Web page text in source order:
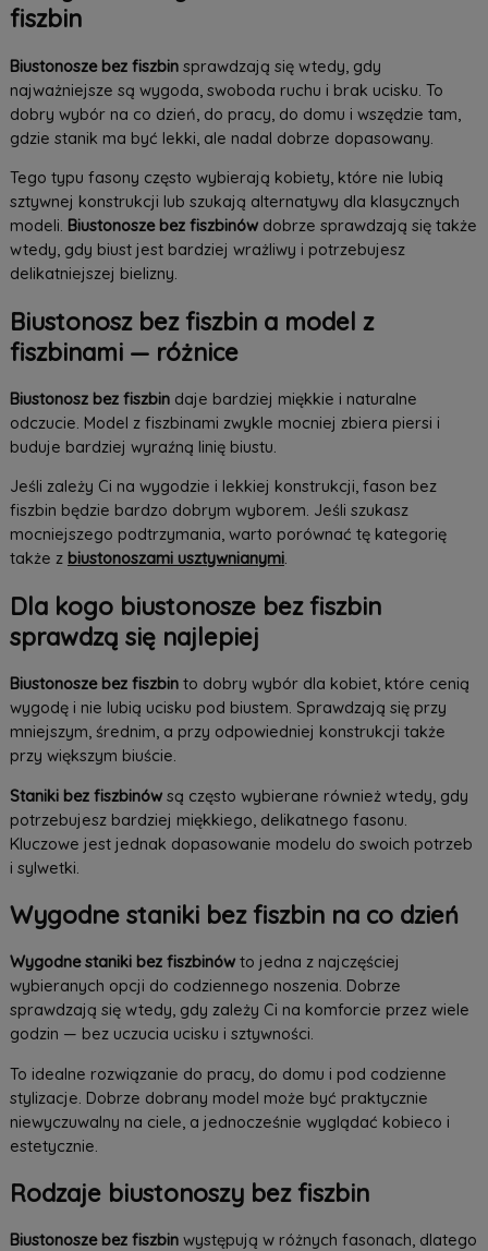
fiszbin
Biustonosze bez fiszbinsprawdzają się wtedy, gdy
najważniejsze są wygoda, swoboda ruchu i brak ucisku. To
dobry wybór na co dzień, do pracy, do domu i wszędzie tam,
gdzie stanik ma być lekki, ale nadal dobrze dopasowany.
Tego typu fasony często wybierają kobiety, które nie lubią
sztywnej konstrukcji lub szukają alternatywy dla klasycznych
modeli. Biustonosze bez fiszbinówdobrze sprawdzają się także
wtedy, gdy biust jest bardziej wrażliwy i potrzebujesz
delikatniejszej bielizny.
Biustonosz bez fiszbin a model z
fiszbinami — różnice
Biustonosz bez fiszbindaje bardziej miękkie i naturalne
odczucie. Model z fiszbinami zwykle mocniej zbiera piersi i
buduje bardziej wyraźną linię biustu.
Jeśli zależy Ci na wygodzie i lekkiej konstrukcji, fason bez
fiszbin będzie bardzo dobrym wyborem. Jeśli szukasz
mocniejszego podtrzymania, warto porównać tę kategorię
także z biustonoszami usztywnianymi.
Dla kogo biustonosze bez fiszbin
sprawdzą się najlepiej
Biustonosze bez fiszbinto dobry wybór dla kobiet, które cenią
wygodę i nie lubią ucisku pod biustem. Sprawdzają się przy
mniejszym, średnim, a przy odpowiedniej konstrukcji także
przy większym biuście.
Staniki bez fiszbinówsą często wybierane również wtedy, gdy
potrzebujesz bardziej miękkiego, delikatnego fasonu.
Kluczowe jest jednak dopasowanie modelu do swoich potrzeb
i sylwetki.
Wygodne staniki bez fiszbin na co dzień
Wygodne staniki bez fiszbinówto jedna z najczęściej
wybieranych opcji do codziennego noszenia. Dobrze
sprawdzają się wtedy, gdy zależy Ci na komforcie przez wiele
godzin — bez uczucia ucisku i sztywności.
To idealne rozwiązanie do pracy, do domu i pod codzienne
stylizacje. Dobrze dobrany model może być praktycznie
niewyczuwalny na ciele, a jednocześnie wyglądać kobieco i
estetycznie.
Rodzaje biustonoszy bez fiszbin
Biustonosze bez fiszbinwystępują w różnych fasonach, dlatego